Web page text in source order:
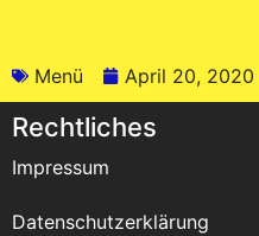
Menü April 20, 2020
Rechtliches
Impressum
Datenschutzerklärung